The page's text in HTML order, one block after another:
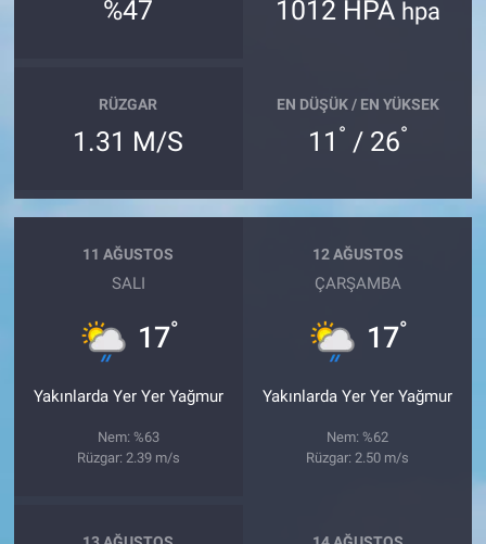
%47 1012 HPA hpa
RÜZGAR
1.31 M/S
EN DÜŞÜK / EN YÜKSEK
11 ° / 26°
11 AĞUSTOS
SALI
17°
Yakınlarda Yer Yer Yağmur
Nem: %63
Rüzgar: 2.39 m/s
12 AĞUSTOS
ÇARŞAMBA
17°
Yakınlarda Yer Yer Yağmur
Nem: %62
Rüzgar: 2.50 m/s